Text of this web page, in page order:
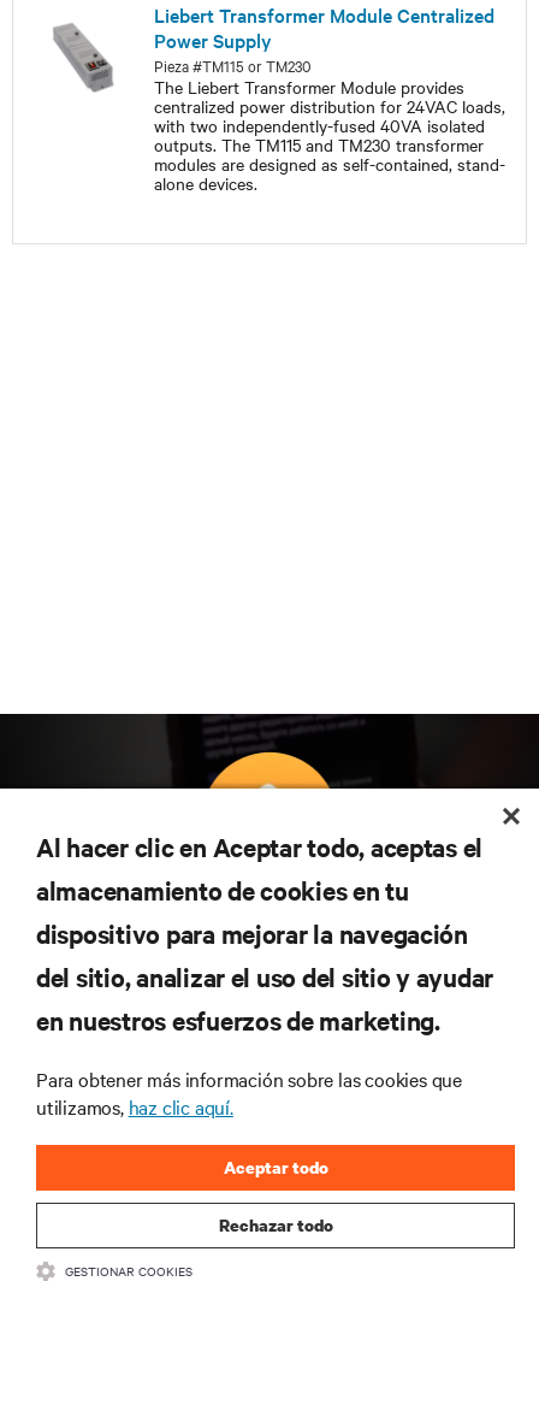
Liebert Transformer Module Centralized
Power Supply
Pieza #TM115 or TM230
The Liebert Transformer Module provides
centralized power distribution for 24VAC loads,
with two independently-fused 40VA isolated
outputs. The TM115 and TM230 transformer
modules are designed as self-contained, stand-
alone devices.
Suscríbete para conocer las últimas tendencias
tecnológicas
Recibe actualizaciones periódicas sobre los temas
más importantes del sector, con los últimos debates
y perspectivas de expertos sobre gestión de
centros de datos y gestión de infraestructuras.
REGÍSTRATE AHORA
Al hacer clic en Aceptar todo, aceptas el
almacenamiento de cookies en tu
dispositivo para mejorar la navegación
del sitio, analizar el uso del sitio y ayudar
en nuestros esfuerzos de marketing.
Para obtener más información sobre las cookies que
utilizamos, haz clic aquí.
Rechazar todo
Aceptar todo
GESTIONAR COOKIES